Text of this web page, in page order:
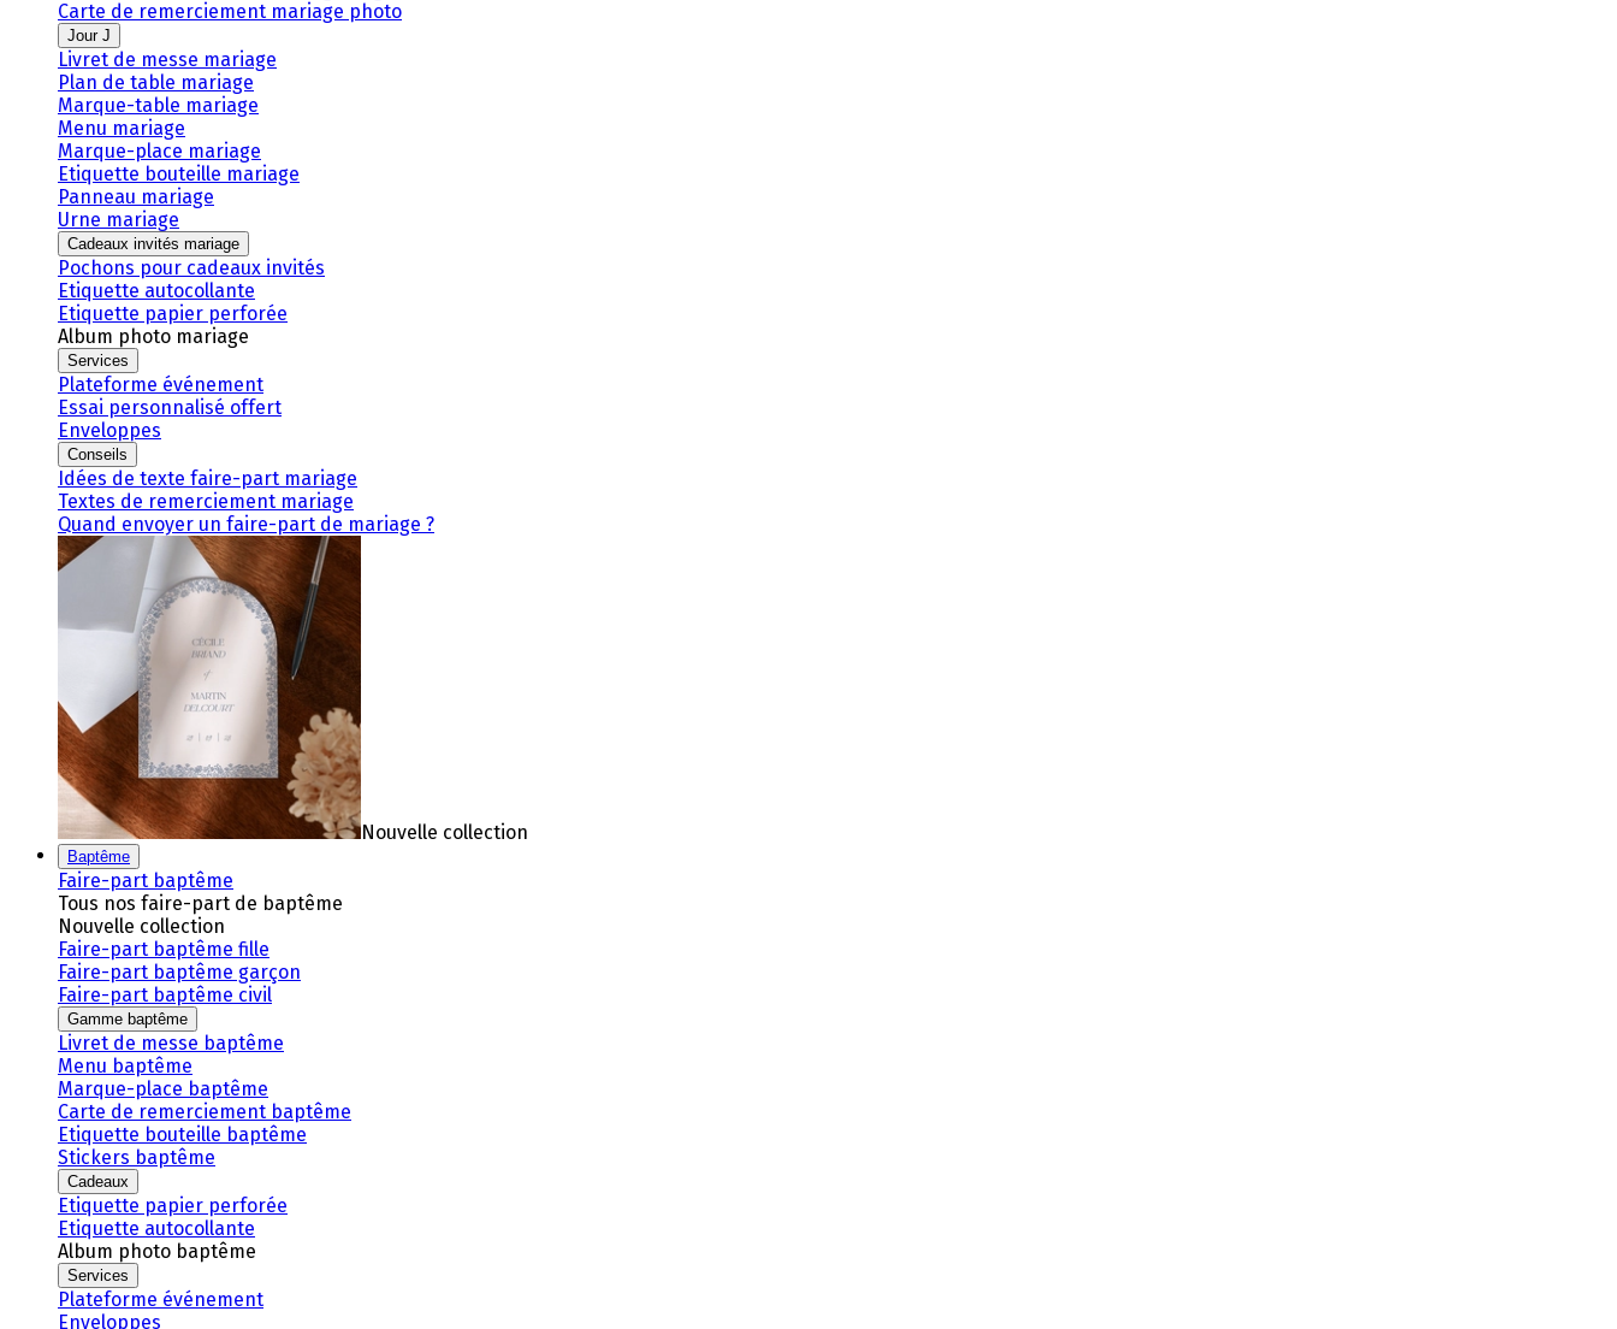
Carte de remerciement mariage photo
Jour J
Livret de messe mariage
Plan de table mariage
Marque-table mariage
Menu mariage
Marque-place mariage
Etiquette bouteille mariage
Panneau mariage
Urne mariage
Cadeaux invités mariage
Pochons pour cadeaux invités
Etiquette autocollante
Etiquette papier perforée
Album photo mariage
Services
Plateforme événement
Essai personnalisé offert
Enveloppes
Conseils
Idées de texte faire-part mariage
Textes de remerciement mariage
Quand envoyer un faire-part de mariage ?
Nouvelle collection
Baptême
Faire-part baptême
Tous nos faire-part de baptême
Nouvelle collection
Faire-part baptême fille
Faire-part baptême garçon
Faire-part baptême civil
Gamme baptême
Livret de messe baptême
Menu baptême
Marque-place baptême
Carte de remerciement baptême
Etiquette bouteille baptême
Stickers baptême
Cadeaux
Etiquette papier perforée
Etiquette autocollante
Album photo baptême
Services
Plateforme événement
Enveloppes